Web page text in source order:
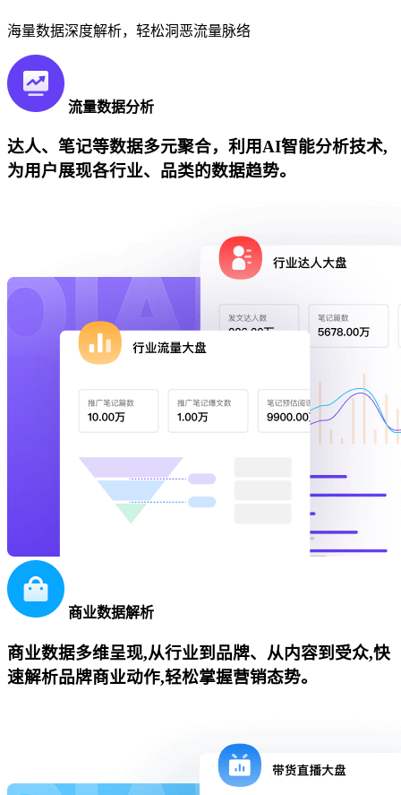
海量数据深度解析，轻松洞恶流量脉络
流量数据分析
达人、笔记等数据多元聚合，利用AI智能分析技术,
为用户展现各行业、品类的数据趋势。
商业数据解析
商业数据多维呈现,从行业到品牌、从内容到受众,快
速解析品牌商业动作,轻松掌握营销态势。